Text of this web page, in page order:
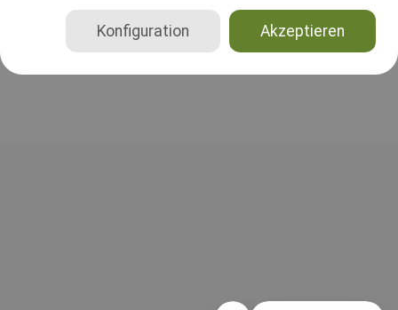
Akzeptieren
Konfiguration
Deutschland
Gesamt